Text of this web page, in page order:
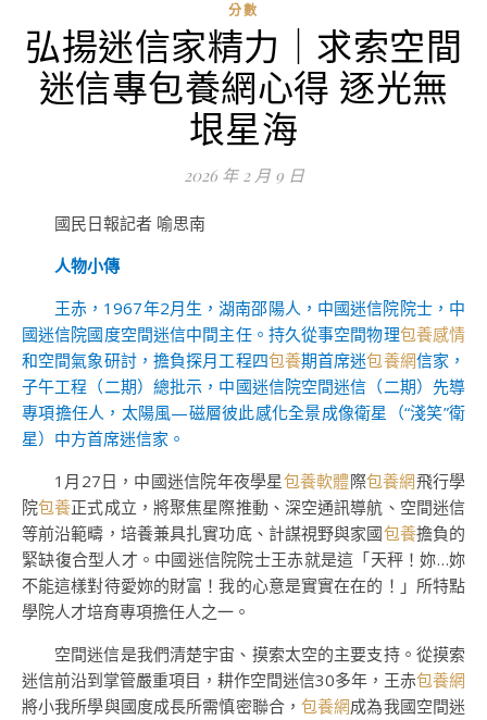
分數
弘揚迷信家精力｜求索空間
迷信專包養網心得 逐光無
垠星海
2026 年 2 月 9 日
國民日報記者 喻思南
人物小傳
王赤，1967年2月生，湖南邵陽人，中國迷信院院士，中
國迷信院國度空間迷信中間主任。持久從事空間物理包養感情
和空間氣象研討，擔負探月工程四包養期首席迷包養網信家，
子午工程（二期）總批示，中國迷信院空間迷信（二期）先導
專項擔任人，太陽風—磁層彼此感化全景成像衛星（“淺笑”衛
星）中方首席迷信家。
1月27日，中國迷信院年夜學星包養軟體際包養網飛行學
院包養正式成立，將聚焦星際推動、深空通訊導航、空間迷信
等前沿範疇，培養兼具扎實功底、計謀視野與家國包養擔負的
緊缺復合型人才。中國迷信院院士王赤就是這「天秤！妳…妳
不能這樣對待愛妳的財富！我的心意是實實在在的！」所特點
學院人才培育專項擔任人之一。
空間迷信是我們清楚宇宙、摸索太空的主要支持。從摸索
迷信前沿到掌管嚴重項目，耕作空間迷信30多年，王赤包養網
將小我所學與國度成長所需慎密聯合， 包養網成為我國空間迷